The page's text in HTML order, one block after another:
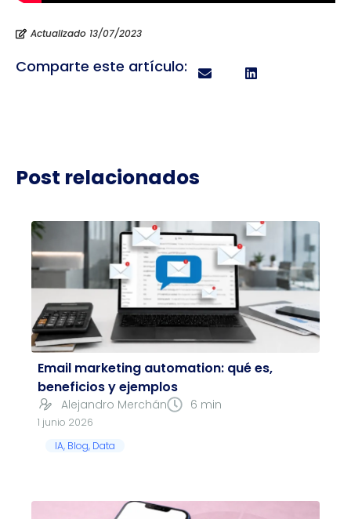
Actualizado 13/07/2023
Comparte este artículo:
Post relacionados
Email marketing automation: qué es,
beneficios y ejemplos
Alejandro Merchán 6 min
1 junio 2026
IA, Blog, Data